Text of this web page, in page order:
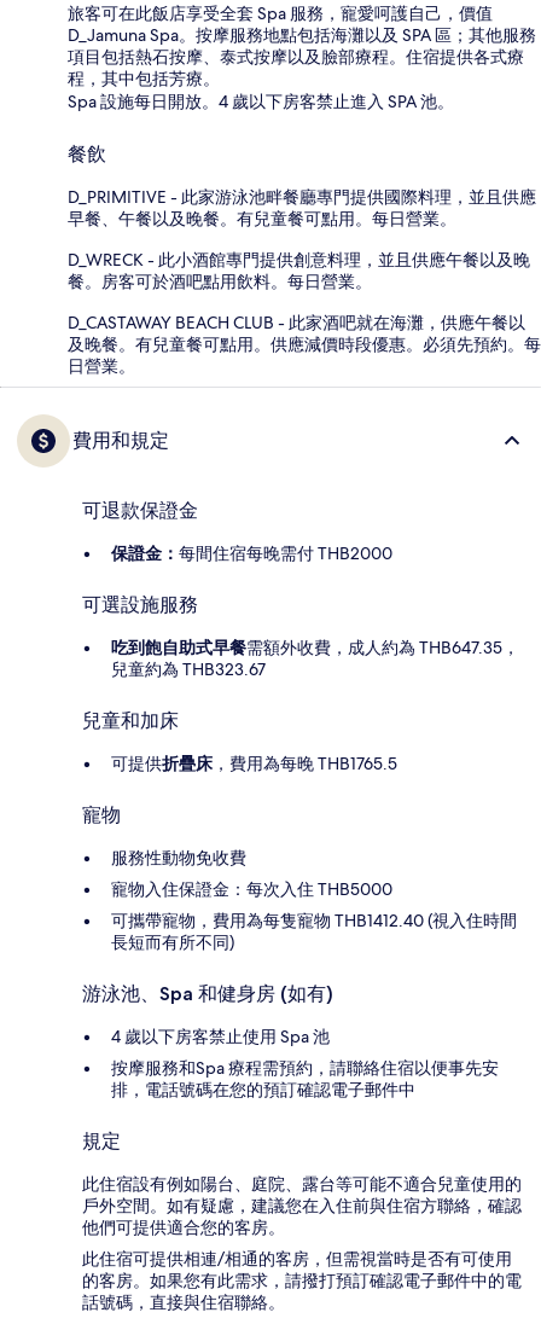
旅客可在此飯店享受全套 Spa 服務，寵愛呵護自己，價值
D_Jamuna Spa。按摩服務地點包括海灘以及 SPA 區；其他服務
項目包括熱石按摩、泰式按摩以及臉部療程。住宿提供各式療
程，其中包括芳療。
Spa 設施每日開放。4 歲以下房客禁止進入 SPA 池。
餐飲
D_PRIMITIVE - 此家游泳池畔餐廳專門提供國際料理，並且供應
早餐、午餐以及晚餐。有兒童餐可點用。每日營業。
D_WRECK - 此小酒館專門提供創意料理，並且供應午餐以及晚
餐。房客可於酒吧點用飲料。每日營業。
D_CASTAWAY BEACH CLUB - 此家酒吧就在海灘，供應午餐以
及晚餐。有兒童餐可點用。供應減價時段優惠。必須先預約。每
日營業。
費用和規定
可退款保證金
保證金： 每間住宿每晚需付 THB2000
可選設施服務
吃到飽自助式早餐需額外收費，成人約為 THB647.35，
兒童約為 THB323.67
兒童和加床
可提供折疊床 ，費用為每晚 THB1765.5
寵物
服務性動物免收費
寵物入住保證金：每次入住 THB5000
可攜帶寵物，費用為每隻寵物 THB1412.40 (視入住時間
長短而有所不同)
游泳池、Spa 和健身房 (如有)
4 歲以下房客禁止使用 Spa 池
按摩服務和Spa 療程需預約，請聯絡住宿以便事先安
排，電話號碼在您的預訂確認電子郵件中
規定
此住宿設有例如陽台、庭院、露台等可能不適合兒童使用的
戶外空間。如有疑慮，建議您在入住前與住宿方聯絡，確認
他們可提供適合您的客房。
此住宿可提供相連/相通的客房，但需視當時是否有可使用
的客房。如果您有此需求，請撥打預訂確認電子郵件中的電
話號碼，直接與住宿聯絡。